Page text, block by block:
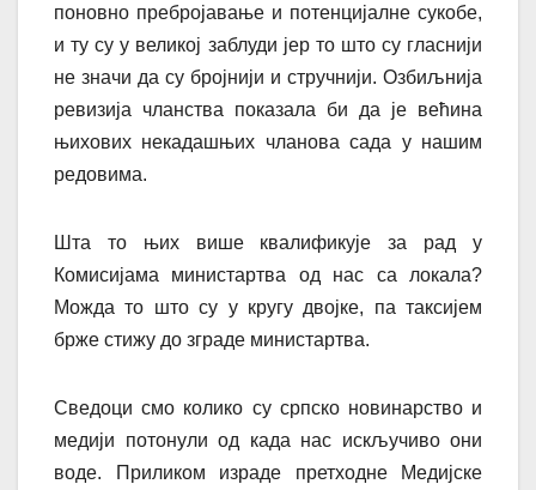
поновно пребројавање и потенцијалне сукобе,
и ту су у великој заблуди јер то што су гласнији
не значи да су бројнији и стручнији. Озбиљнија
ревизија чланства показала би да је већина
њихових некадашњих чланова сада у нашим
редовима.
Шта то њих више квалификује за рад у
Комисијама министартва од нас са локала?
Можда то што су у кругу двојке, па таксијем
брже стижу до зграде министартва.
Сведоци смо колико су српско новинарство и
медији потонули од када нас искључиво они
воде. Приликом израде претходне Медијске